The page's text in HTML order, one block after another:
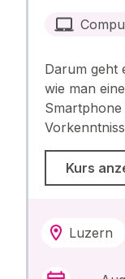
Darum geht
wie man
Kurs
Luzern